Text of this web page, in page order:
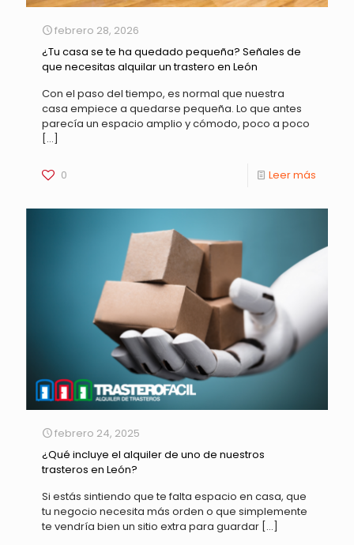
febrero 28, 2026
¿Tu casa se te ha quedado pequeña? Señales de
que necesitas alquilar un trastero en León
Con el paso del tiempo, es normal que nuestra
casa empiece a quedarse pequeña. Lo que antes
parecía un espacio amplio y cómodo, poco a poco
[…]
0 Leer más
febrero 24, 2025
¿Qué incluye el alquiler de uno de nuestros
trasteros en León?
Si estás sintiendo que te falta espacio en casa, que
tu negocio necesita más orden o que simplemente
te vendría bien un sitio extra para guardar […]